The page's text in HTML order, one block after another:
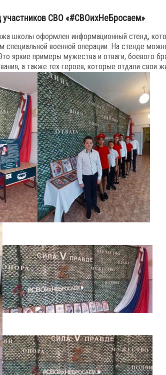
СВО«#СВОихНеБросаем»
школы оформлен информационный стенд,
военной операции. На стенде
яркие примеры мужества и отваги, боевого
а также тех героев, которые отдали свои